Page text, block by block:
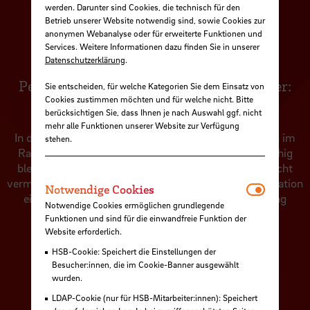
Restrukturierungsprozess zu beachten sind.
Mehr Info
Personalrestrukturierung für Arbeitgeber:
Planung, Umsetzung, Kosten
In diesem Seminar wird vermittelt, wie Unternehmen im
Rahmen einer Personalrestrukturierung handlungsfähig
bleiben und ein teures Scheitern vor dem Arbeitsgericht
vermeiden. Dabei stehen die Planung und Kostenkalkulation
einer Betriebsänderung sowie die sichere Umsetzung
arbeitsrechtlicher Maßnahmen im Mittelpunkt.
Außergerichtliche und gerichtliche
werden. Darunter sind Cookies, die technisch für den
Betrieb unserer Website notwendig sind, sowie Cookies zur
anonymen Webanalyse oder für erweiterte Funktionen und
Services. Weitere Informationen dazu finden Sie in unserer
Datenschutzerklärung.
Sie entscheiden, für welche Kategorien Sie dem Einsatz von
Cookies zustimmen möchten und für welche nicht. Bitte
berücksichtigen Sie, dass Ihnen je nach Auswahl ggf. nicht
mehr alle Funktionen unserer Website zur Verfügung
stehen.
Notwendige Cookies
Notwendige Cookies ermöglichen grundlegende
Funktionen und sind für die einwandfreie Funktion der
Website erforderlich.
HSB-Cookie: Speichert die Einstellungen der
Besucher:innen, die im Cookie-Banner ausgewählt
wurden.
LDAP-Cookie (nur für HSB-Mitarbeiter:innen): Speichert